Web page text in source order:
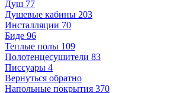
Душ 77
Душевые кабины 203
Инсталляции 70
Биде 96
Теплые полы 109
Полотенцесушители 83
Писсуары 4
Вернуться обратно
Напольные покрытия 370